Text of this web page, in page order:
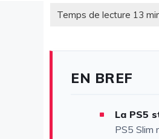
EN BREF
La PS5
PS5 Slim